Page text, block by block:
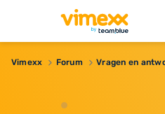
Vimexx Forum Vragen en